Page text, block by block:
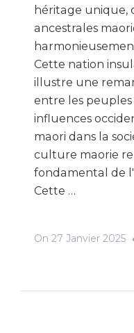
héritage unique,
ancestrales
Cette nation
illustre une
entre les
influences
maori dans la
culture maorie
fondamental de
Cette …
On 27 Janvier 2025